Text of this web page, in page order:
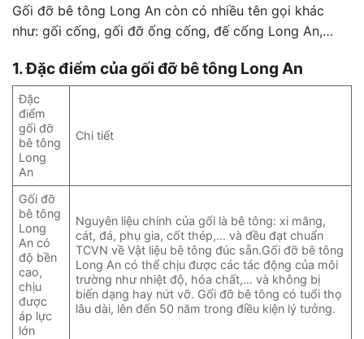
Gối đỡ bê tông Long An còn có nhiều tên gọi khác
như: gối cống, gối đỡ ống cống, đế cống Long An,…
1. Đặc điểm của gối đỡ bê tông Long An
Đặc
điểm
gối đỡ
bê tông
Long
An
Chi tiết
Gối đỡ
bê tông
Long
An có
độ bền
cao,
chịu
được
áp lực
lớn
Nguyên liệu chính của gối là bê tông: xi măng,
cát, đá, phụ gia, cốt thép,… và đều đạt chuẩn
TCVN về Vật liệu bê tông đúc sẵn.Gối đỡ bê tông
Long An có thể chịu được các tác động của môi
trường như nhiệt độ, hóa chất,… và không bị
biến dạng hay nứt vỡ. Gối đỡ bê tông có tuổi thọ
lâu dài, lên đến 50 năm trong điều kiện lý tưởng.